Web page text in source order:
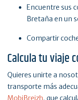
Encuentre sus
Bretaña en un
Compartir
Calcula tu viaje
Quieres unirte a
transporte más
MobiBreizh, que